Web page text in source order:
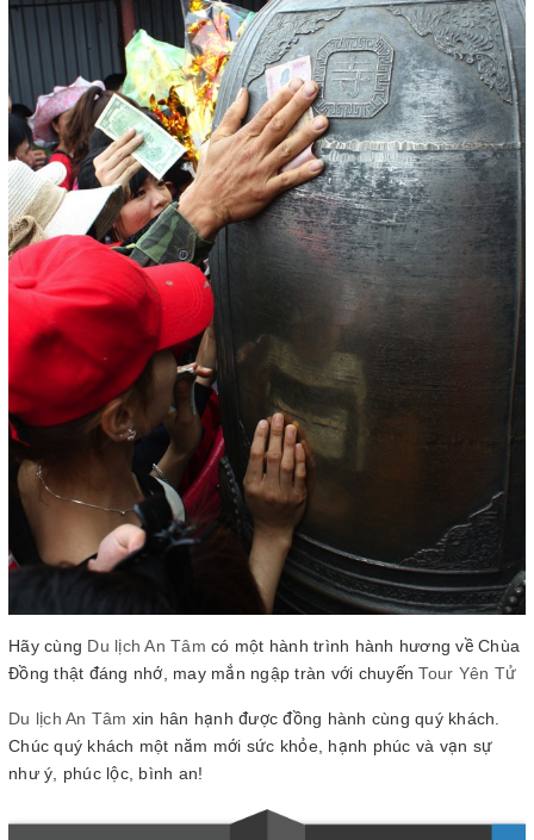
Hãy cùng Du lịch An Tâm có một hành trình hành hương về Chùa
Đồng thật đáng nhớ, may mắn ngập tràn với chuyếnTour Yên Tử
Du lịch An Tâm xin hân hạnh được đồng hành cùng quý khách.
Chúc quý khách một năm mới sức khỏe, hạnh phúc và vạn sự
như ý, phúc lộc, bình an!